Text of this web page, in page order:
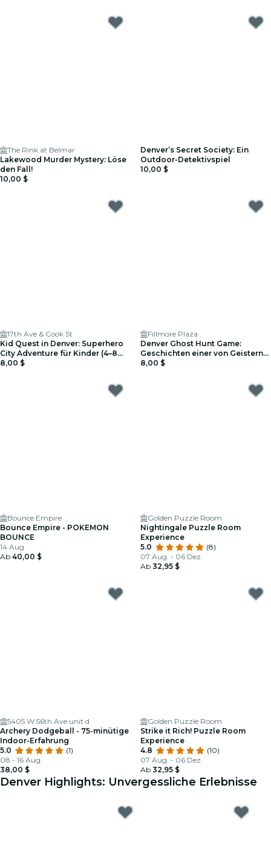
The Rink at Belmar
Lakewood Murder Mystery: Löse
den Fall!
10,00 $
Denver’s Secret Society: Ein
Outdoor-Detektivspiel
10,00 $
17th Ave & Cook St
Kid Quest in Denver: Superhero
City Adventure für Kinder (4–8
Jahre)
8,00 $
Fillmore Plaza
Denver Ghost Hunt Game:
Geschichten einer von Geistern
durchdrungenen Stadt
8,00 $
Bounce Empire
Bounce Empire - POKEMON
BOUNCE
14 Aug.
Ab 40,00 $
Golden Puzzle Room
Nightingale Puzzle Room
Experience
5.0
(8)
07 Aug. - 06 Dez.
Ab 32,95 $
5405 W 56th Ave unit d
Archery Dodgeball - 75-minütige
Indoor-Erfahrung
5.0
(1)
08 - 16 Aug.
38,00 $
Golden Puzzle Room
Strike it Rich! Puzzle Room
Experience
4.8
(10)
07 Aug. - 06 Dez.
Ab 32,95 $
Denver Highlights: Unvergessliche Erlebnisse